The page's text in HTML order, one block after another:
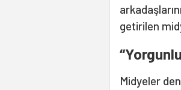
getirilen
Midyeler